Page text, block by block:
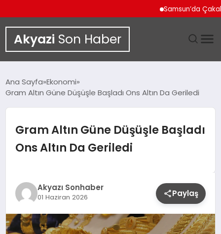
Samsun’da Çakallı
Akyazi Son Haber
DÜNYA
EKONOMI
TEKNOLOJI
YAŞAM
Ana Sayfa Ekonomi
Gram Altın Güne Düşüşle Başladı Ons Altın Da Geriledi
Gram Altın Güne Düşüşle Başladı
Ons Altın Da Geriledi
Akyazı Sonhaber
01 Haziran 2026 Paylaş